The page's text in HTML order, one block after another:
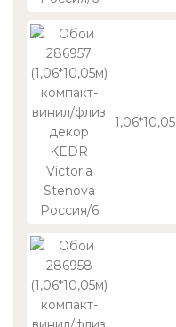
1,06*10,05